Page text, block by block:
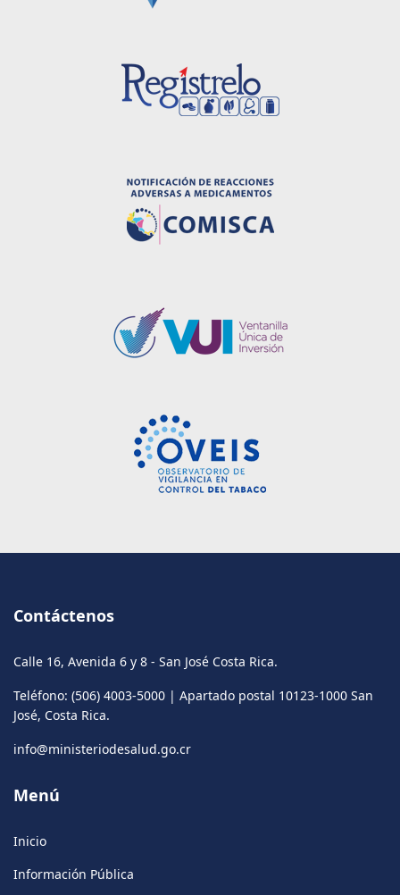
Contáctenos
Calle 16, Avenida 6 y 8 - San José Costa Rica.
Teléfono: (506) 4003-5000 | Apartado postal 10123-1000 San
José, Costa Rica.
info@ministeriodesalud.go.cr
Menú
Inicio
Información Pública